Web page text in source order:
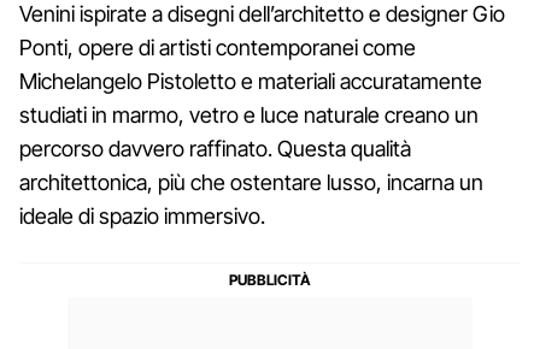
Venini ispirate a disegni dell’architetto e designer Gio
Ponti, opere di artisti contemporanei come
Michelangelo Pistoletto e materiali accuratamente
studiati in marmo, vetro e luce naturale creano un
percorso davvero raffinato. Questa qualità
architettonica, più che ostentare lusso, incarna un
ideale di spazio immersivo.